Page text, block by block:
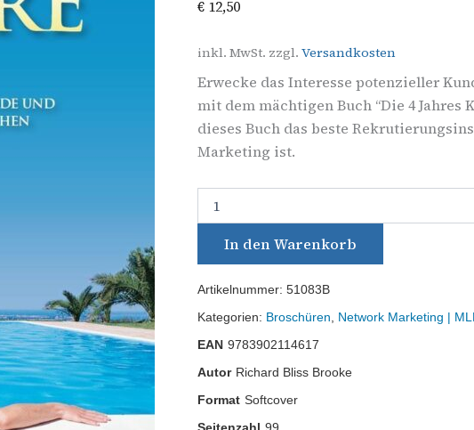
€ 12,50
inkl. MwSt. zzgl. Versandkosten
Erwecke das Interesse potenzieller
mit dem mächtigen Buch “Die 4 Jahres
dieses Buch das beste
Marketing ist.
In den Warenkorb
Artikelnummer: 51083B
Kategorien: Broschüren
Network Marketing |
EAN 9783902114617
Autor Richard Bliss Brooke
Format Softcover
Seitenzahl 99